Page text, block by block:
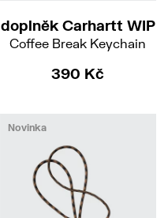
doplněk Carhartt WIP
Coffee Break Keychain
390 Kč
Novinka